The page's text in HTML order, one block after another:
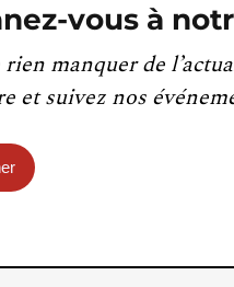
vous à
manquer de
et suivez nos